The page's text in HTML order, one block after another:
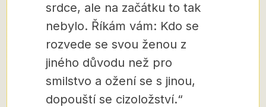
srdce, ale na začátku to tak
nebylo. Říkám vám: Kdo se
rozvede se svou ženou z
jiného důvodu než pro
smilstvo a ožení se s jinou,
dopouští se cizoložství.“